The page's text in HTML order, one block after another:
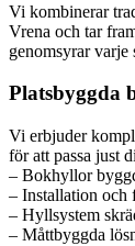
Vi kombinerar
Vrena och tar
genomsyrar varje
Platsbyggda
Vi erbjuder
för att passa just
– Bokhyllor
– Installation och
– Hyllsystem
– Måttbyggda